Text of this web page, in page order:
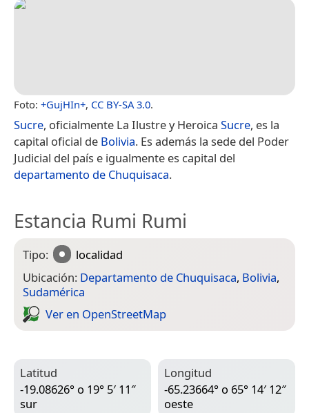
Foto: +GujHIn+, CC BY-SA 3.0.
Sucre, oficialmente La Ilustre y Heroica Sucre,​ es la
capital oficial de Bolivia.​​​ Es además la sede del Poder
Judicial del país e igualmente es capital del
departamento de Chuquisaca.
Estancia Rumi Rumi
Tipo:
localidad
Ubicación: Departamento de Chuquisaca, Bolivia,
Sudamérica
Ver en Open­Street­Map
Latitud
-19.08626° o 19° 5′ 11″
sur
Longitud
-65.23664° o 65° 14′ 12″
oeste